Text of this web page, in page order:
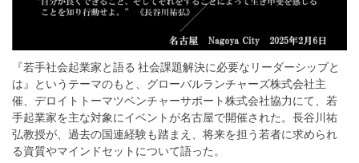
『若手社会起業家と語る 社会課題解決に必要なリーダーシップと
は』というテーマのもと、グローバルランチャーズ株式会社主
催、デロイトトーマツベンチャーサポート株式会社協力にて、若
手起業家を主な対象にイベントが名古屋で開催された。長谷川祐
弘教授が、過去の国連経験も踏まえ、将来を担う若者に求められ
る資質やマインドセットについて語った。